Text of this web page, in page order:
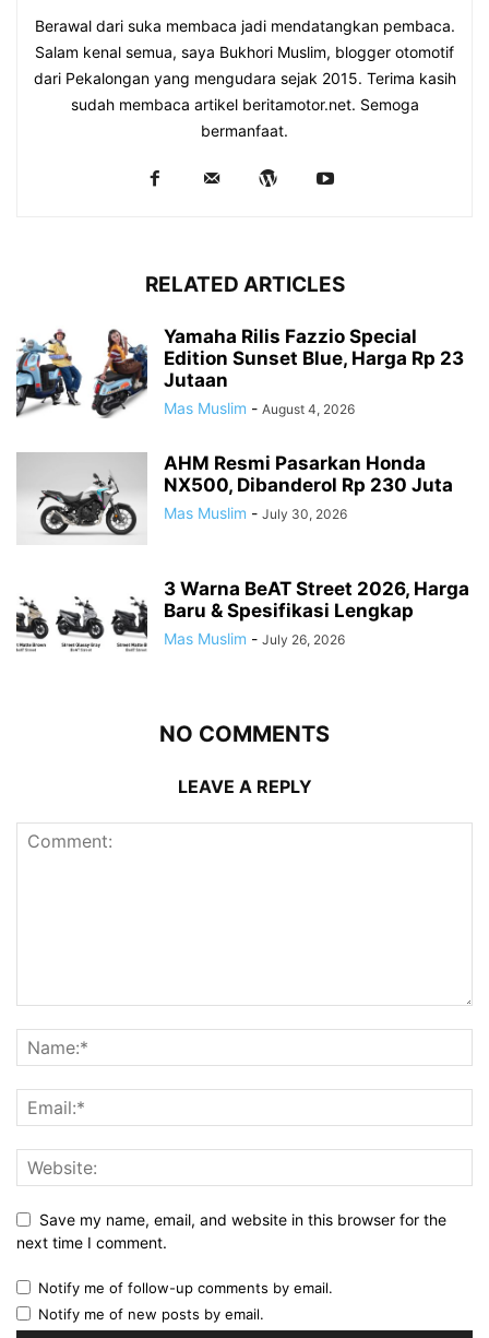
Berawal dari suka membaca jadi mendatangkan pembaca.
Salam kenal semua, saya Bukhori Muslim, blogger otomotif
dari Pekalongan yang mengudara sejak 2015. Terima kasih
sudah membaca artikel beritamotor.net. Semoga
bermanfaat.
RELATED ARTICLES
Yamaha Rilis Fazzio Special
Edition Sunset Blue, Harga Rp 23
Jutaan
Mas Muslim - August 4, 2026
AHM Resmi Pasarkan Honda
NX500, Dibanderol Rp 230 Juta
Mas Muslim - July 30, 2026
3 Warna BeAT Street 2026, Harga
Baru & Spesifikasi Lengkap
Mas Muslim - July 26, 2026
NO COMMENTS
LEAVE A REPLY
Save my name, email, and website in this browser for the
next time I comment.
Notify me of follow-up comments by email.
Notify me of new posts by email.